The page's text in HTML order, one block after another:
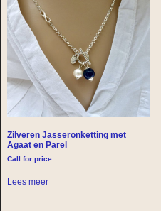
Zilveren Jasseronketting met
Agaat en Parel
Call for price
Lees meer